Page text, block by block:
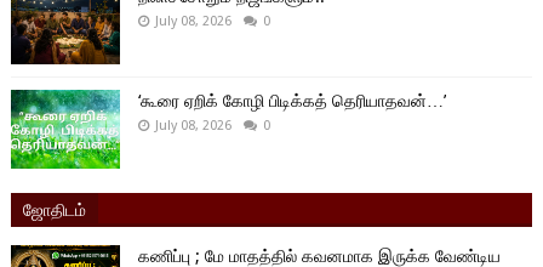
July 08, 2026 0
‘கூரை ஏறிக் கோழி பிடிக்கத் தெரியாதவன்…’
July 08, 2026 0
ஜோதிடம்
கணிப்பு ; மே மாதத்தில் கவனமாக இருக்க வேண்டிய